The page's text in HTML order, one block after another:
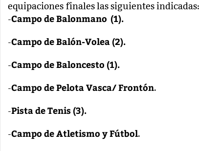
equipaciones finales las siguientes indicadas:
-Campo de Balonmano (1).
-Campo de Balón-Volea (2).
-Campo de Baloncesto (1).
-Campo de Pelota Vasca/ Frontón.
-Pista de Tenis (3).
-Campo de Atletismo y Fútbol.